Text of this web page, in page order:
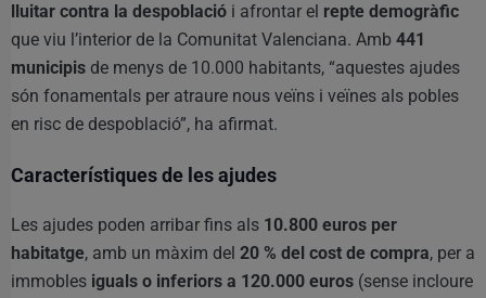
lluitar contra la despoblació i afrontar el repte demogràfic
que viu l’interior de la Comunitat Valenciana. Amb 441
municipis de menys de 10.000 habitants, “aquestes ajudes
són fonamentals per atraure nous veïns i veïnes als pobles
en risc de despoblació”, ha afirmat.
Característiques de les ajudes
Les ajudes poden arribar fins als 10.800 euros per
habitatge, amb un màxim del 20 % del cost de compra, per a
immobles iguals o inferiors a 120.000 euros (sense incloure